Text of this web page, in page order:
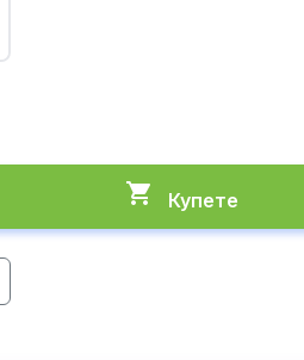
shopping_cart Купете